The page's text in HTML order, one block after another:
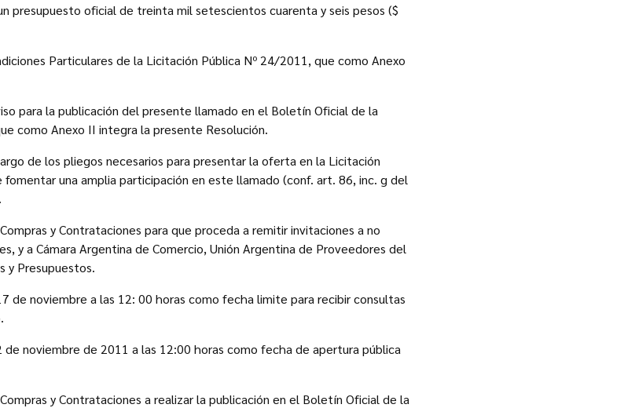
presupuesto oficial de treinta mil setescientos cuarenta y seis pesos ($
Particulares de la Licitación Pública Nº 24/2011, que como Anexo
para la publicación del presente llamado en el Boletín Oficial de la
como Anexo II integra la presente Resolución.
de los pliegos necesarios para presentar la oferta en la Licitación
una amplia participación en este llamado (conf. art. 86, inc. g del
y Contrataciones para que proceda a remitir invitaciones a no
y a Cámara Argentina de Comercio, Unión Argentina de Proveedores del
y Presupuestos.
de noviembre a las 12: 00 horas como fecha limite para recibir consultas
noviembre de 2011 a las 12:00 horas como fecha de apertura pública
y Contrataciones a realizar la publicación en el Boletín Oficial de la